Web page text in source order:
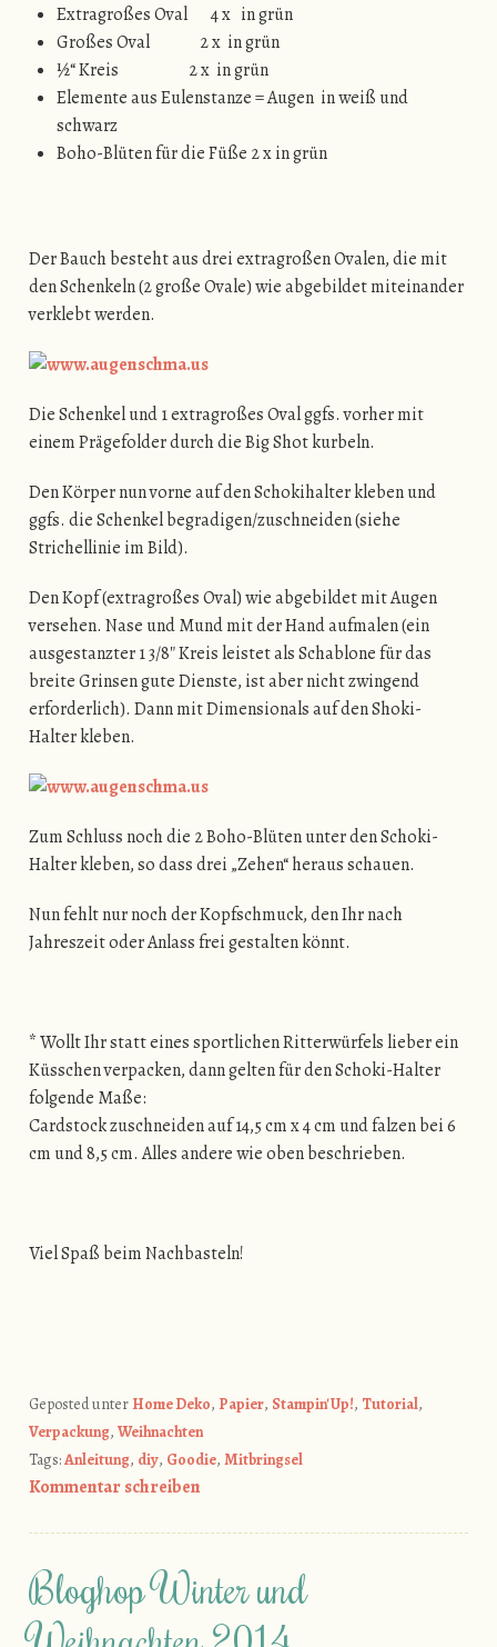
Extragroßes Oval 4 x in grün
Großes Oval 2 x in grün
½“ Kreis 2 x in grün
Elemente aus Eulenstanze = Augen in weiß und
schwarz
Boho-Blüten für die Füße 2 x in grün
Der Bauch besteht aus drei extragroßen Ovalen, die mit
den Schenkeln (2 große Ovale) wie abgebildet miteinander
verklebt werden.
Die Schenkel und 1 extragroßes Oval ggfs. vorher mit
einem Prägefolder durch die Big Shot kurbeln.
Den Körper nun vorne auf den Schokihalter kleben und
ggfs. die Schenkel begradigen/zuschneiden (siehe
Strichellinie im Bild).
Den Kopf (extragroßes Oval) wie abgebildet mit Augen
versehen. Nase und Mund mit der Hand aufmalen (ein
ausgestanzter 1 3/8″ Kreis leistet als Schablone für das
breite Grinsen gute Dienste, ist aber nicht zwingend
erforderlich). Dann mit Dimensionals auf den Shoki-
Halter kleben.
Zum Schluss noch die 2 Boho-Blüten unter den Schoki-
Halter kleben, so dass drei „Zehen“ heraus schauen.
Nun fehlt nur noch der Kopfschmuck, den Ihr nach
Jahreszeit oder Anlass frei gestalten könnt.
* Wollt Ihr statt eines sportlichen Ritterwürfels lieber ein
Küsschen verpacken, dann gelten für den Schoki-Halter
folgende Maße:
Cardstock zuschneiden auf 14,5 cm x 4 cm und falzen bei 6
cm und 8,5 cm. Alles andere wie oben beschrieben.
Viel Spaß beim Nachbasteln!
Geposted unter Home Deko, Papier, Stampin' Up!, Tutorial,
Verpackung, Weihnachten
Tags:Anleitung, diy, Goodie, Mitbringsel
Kommentar schreiben
Bloghop Winter und